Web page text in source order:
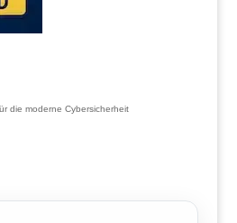
die moderne Cybersicherheit